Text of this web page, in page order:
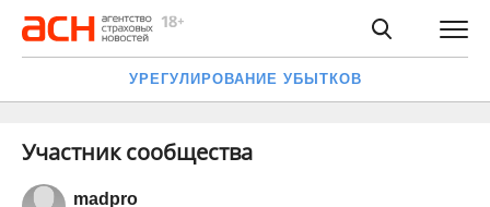
УРЕГУЛИРОВАНИЕ УБЫТКОВ
Участник сообщества
madpro